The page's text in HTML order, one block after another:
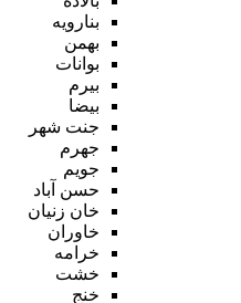
بنارویه
بهمن
بوانات
بیرم
بیضا
جنت شهر
جهرم
جویم
حسن آباد
خان زنیان
خاوران
خرامه
خشت
خنج